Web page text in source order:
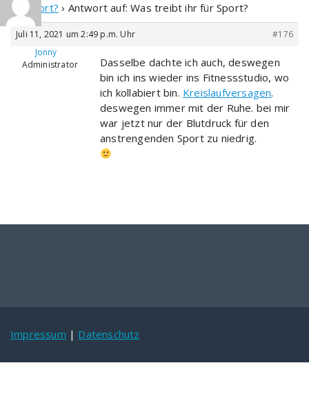
für Sport? › Antwort auf: Was treibt ihr für Sport?
Juli 11, 2021 um 2:49 p.m. Uhr
#176
Jonny
Administrator
Dasselbe dachte ich auch, deswegen
bin ich ins wieder ins Fitnessstudio, wo
ich kollabiert bin. Kreislaufversagen.
deswegen immer mit der Ruhe. bei mir
war jetzt nur der Blutdruck für den
anstrengenden Sport zu niedrig.
Impressum | Datenschutz